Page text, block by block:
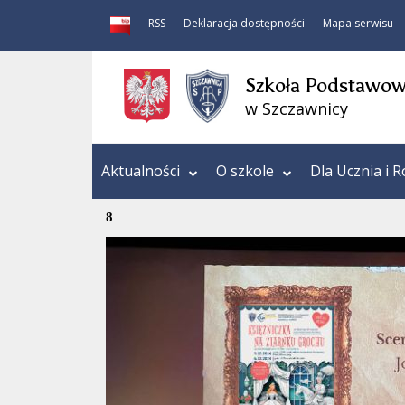
RSS Deklaracja dostępności Mapa serwisu
Szkoła
w Szczawnicy
Aktualności O szkole Dla Ucznia i
8